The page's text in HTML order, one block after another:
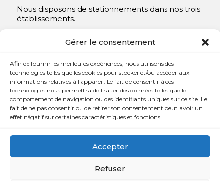
Gérer le consentement
Afin de fournir les meilleures expériences, nous utilisons des
technologies telles que les cookies pour stocker et/ou accéder aux
informations relatives à l'appareil. Le fait de consentir à ces
technologies nous permettra de traiter des données telles que le
comportement de navigation ou des identifiants uniques sur ce site. Le
fait de ne pas consentir ou de retirer son consentement peut avoir un
effet négatif sur certaines caractéristiques et fonctions.
Accepter
Refuser
Nous disposons de stationnements dans nos trois
établissements.
Contact
 450 654-3342
 info@charlesrajotte.com
765, rue Notre-Dame